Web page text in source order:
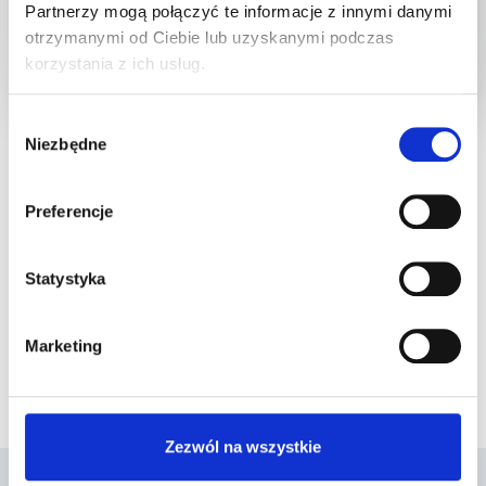
Partnerzy mogą połączyć te informacje z innymi danymi
otrzymanymi od Ciebie lub uzyskanymi podczas
korzystania z ich usług.
zgody
Niezbędne
Preferencje
Statystyka
Marketing
Zezwól na wszystkie
wybranych obszarach.
Jakie schorzenia